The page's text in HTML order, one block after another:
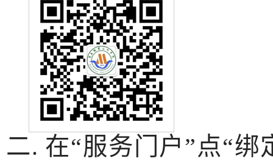
二. 在“服务门户”点“